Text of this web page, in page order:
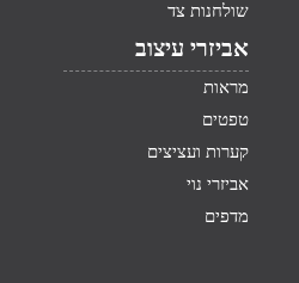
שולחנות צד
אביזרי עיצוב
מראות
טפטים
קערות ועציצים
אביזרי נוי
מדפים